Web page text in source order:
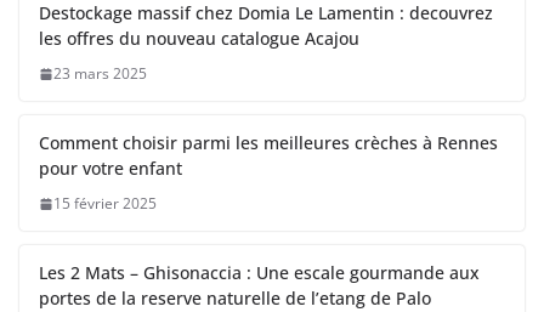
Destockage massif chez Domia Le Lamentin : decouvrez
les offres du nouveau catalogue Acajou
23 mars 2025
Comment choisir parmi les meilleures crèches à Rennes
pour votre enfant
15 février 2025
Les 2 Mats – Ghisonaccia : Une escale gourmande aux
portes de la reserve naturelle de l’etang de Palo